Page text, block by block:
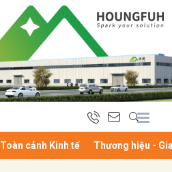
Toàn cảnh Kinh tế Thương hiệu -